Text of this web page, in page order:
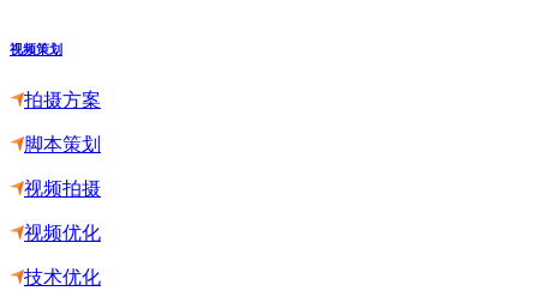
视频策划
拍摄方案
脚本策划
视频拍摄
视频优化
技术优化